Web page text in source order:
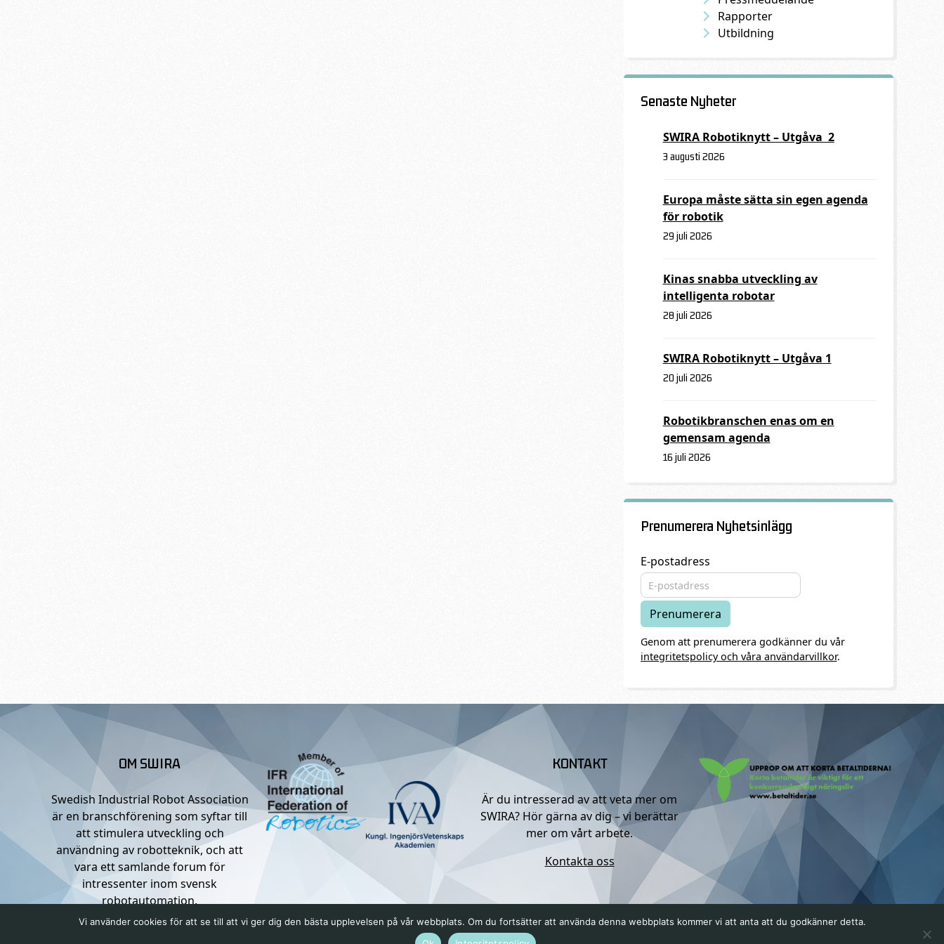
Rapporter
Utbildning
Senaste Nyheter
SWIRA Robotiknytt – Utgåva 2
3 augusti 2026
Europa måste sätta sin egen agenda
för robotik
29 juli 2026
Kinas snabba utveckling av
intelligenta robotar
28 juli 2026
SWIRA Robotiknytt – Utgåva 1
20 juli 2026
Robotikbranschen enas om en
gemensam agenda
16 juli 2026
Prenumerera Nyhetsinlägg
E-postadress
Genom att prenumerera godkänner du vår
integritetspolicy och våra användarvillkor.
OM SWIRA
Swedish Industrial Robot Association
är en branschförening som syftar till
att stimulera utveckling och
användning av robotteknik, och att
vara ett samlande forum för
intressenter inom svensk
robotautomation.
KONTAKT
Är du intresserad av att veta mer om
SWIRA? Hör gärna av dig – vi berättar
mer om vårt arbete.
Kontakta oss
Vi använder cookies för att se till att vi ger dig den bästa upplevelsen på vår webbplats. Om du fortsätter att använda denna webbplats kommer vi att anta att du godkänner detta.